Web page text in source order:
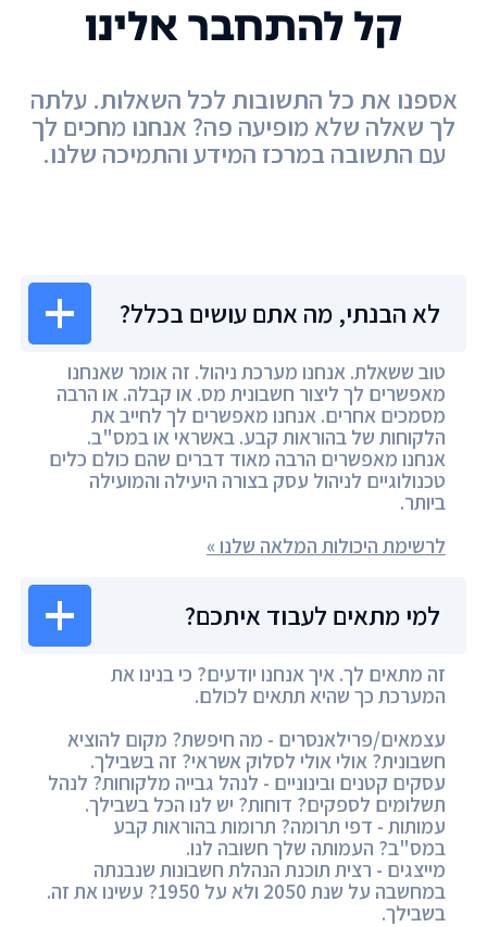
לא הבנתי, מה אתם עושים בכלל?
טוב ששאלת. אנחנו מערכת ניהול. זה אומר שאנחנו
מאפשרים לך ליצור חשבונית מס. או קבלה. או הרבה
מסמכים אחרים. אנחנו מאפשרים לך לחייב את
הלקוחות של בהוראות קבע. באשראי או במס"ב.
אנחנו מאפשרים הרבה מאוד דברים שהם כולם כלים
טכנולוגיים לניהול עסק בצורה היעילה והמועילה
ביותר.
לרשימת היכולות המלאה שלנו »
למי מתאים לעבוד איתכם?
זה מתאים לך. איך אנחנו יודעים? כי בנינו את
המערכת כך שהיא תתאים לכולם.
עצמאים/פרילאנסרים - מה חיפשת? מקום להוציא
חשבונית? אולי אולי לסלוק אשראי? זה בשבילך.
עסקים קטנים ובינוניים - לנהל גבייה מלקוחות? לנהל
תשלומים לספקים? דוחות? יש לנו הכל בשבילך.
עמותות - דפי תרומה? תרומות בהוראות קבע
במס"ב? העמותה שלך חשובה לנו.
מייצגים - רצית תוכנת הנהלת חשבונות שנבנתה
במחשבה על שנת 2050 ולא על 1950? עשינו את זה.
בשבילך.
קל להתחבר אלינו
אספנו את כל התשובות לכל השאלות. עלתה
לך שאלה שלא מופיעה פה? אנחנו מחכים לך
עם התשובה במרכז המידע והתמיכה שלנו.